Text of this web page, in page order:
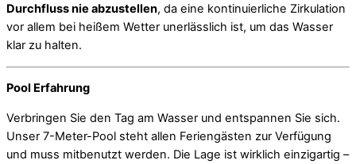
Durchfluss nie abzustellen, da eine kontinuierliche Zirkulation
vor allem bei heißem Wetter unerlässlich ist, um das Wasser
klar zu halten.
Pool Erfahrung
Verbringen Sie den Tag am Wasser und entspannen Sie sich.
Unser 7-Meter-Pool steht allen Feriengästen zur Verfügung
und muss mitbenutzt werden. Die Lage ist wirklich einzigartig –